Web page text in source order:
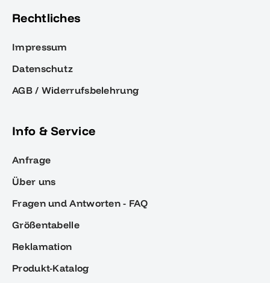
Rechtliches
Impressum
Datenschutz
AGB / Widerrufsbelehrung
Info & Service
Anfrage
Über uns
Fragen und Antworten - FAQ
Größentabelle
Reklamation
Produkt-Katalog